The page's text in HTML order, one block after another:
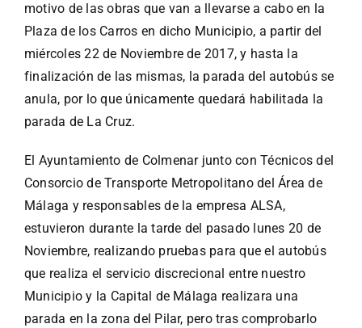
motivo de las obras que van a llevarse a cabo en la
Plaza de los Carros en dicho Municipio, a partir del
miércoles 22 de Noviembre de 2017, y hasta la
finalización de las mismas, la parada del autobús se
anula, por lo que únicamente quedará habilitada la
parada de La Cruz.
El Ayuntamiento de Colmenar junto con Técnicos del
Consorcio de Transporte Metropolitano del Área de
Málaga y responsables de la empresa ALSA,
estuvieron durante la tarde del pasado lunes 20 de
Noviembre, realizando pruebas para que el autobús
que realiza el servicio discrecional entre nuestro
Municipio y la Capital de Málaga realizara una
parada en la zona del Pilar, pero tras comprobarlo